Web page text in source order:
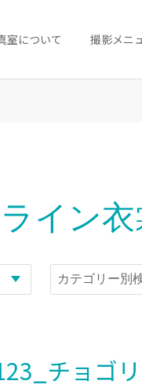
室について 撮影メニ
イン
チョゴ